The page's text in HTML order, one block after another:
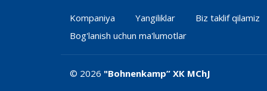
Kompaniya Yangiliklar
Biz taklif qilamiz
Bog'lanish uchun ma'lumotlar
© 2026 "Bohnenkamp” ХК MChJ